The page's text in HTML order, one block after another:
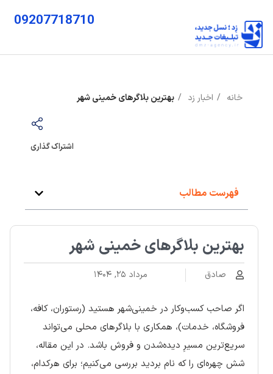
09207718710
خانه اخبار زد بهترین بلاگرهای خمینی شهر
اشتراک گذاری
فهرست مطالب
بهترین بلاگرهای خمینی شهر
صادق مرداد ۲۵, ۱۴۰۴
اگر صاحب کسب‌وکار در خمینی‌شهر هستید (رستوران، کافه،
فروشگاه، خدمات)، همکاری با بلاگرهای محلی می‌تواند
سریع‌ترین مسیرِ دیده‌شدن و فروش باشد. در این مقاله،
شش چهره‌ای را که نام بردید بررسی می‌کنیم؛ برای هرکدام،